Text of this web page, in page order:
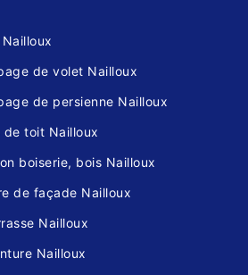
de volet Nailloux
de persienne Nailloux
de toit Nailloux
boiserie, bois Nailloux
de façade Nailloux
Nailloux
Nailloux